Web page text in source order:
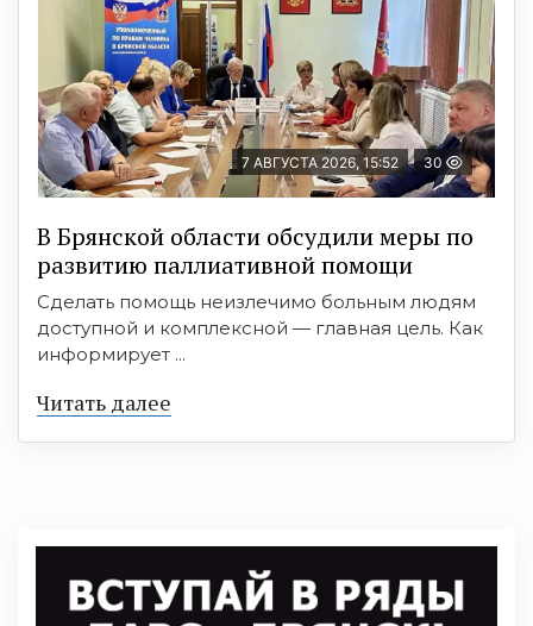
7 АВГУСТА 2026, 15:52 30
В Брянской области обсудили меры по
развитию паллиативной помощи
Сделать помощь неизлечимо больным людям
доступной и комплексной — главная цель. Как
информирует ...
Читать далее